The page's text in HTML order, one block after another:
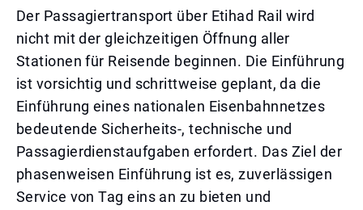
Der Passagiertransport über Etihad Rail wird
nicht mit der gleichzeitigen Öffnung aller
Stationen für Reisende beginnen. Die Einführung
ist vorsichtig und schrittweise geplant, da die
Einführung eines nationalen Eisenbahnnetzes
bedeutende Sicherheits-, technische und
Passagierdienstaufgaben erfordert. Das Ziel der
phasenweisen Einführung ist es, zuverlässigen
Service von Tag eins an zu bieten und